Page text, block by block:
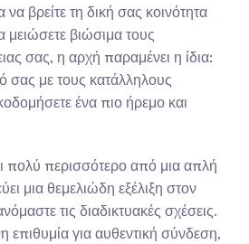
να βρείτε τη δική σας κοινότητα
μειώσετε βιώσιμα τους
σας, η αρχή παραμένει η ίδια:
σας με τους κατάλληλους
ένα πιο ήρεμο και
πολύ περισσότερο από μια απλή
μια θεμελιώδη εξέλιξη στον
τις διαδικτυακές σχέσεις.
επιθυμία για αυθεντική σύνδεση,